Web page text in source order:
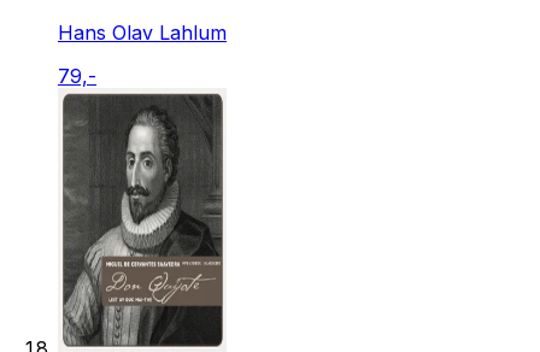
Hans Olav Lahlum
79,-